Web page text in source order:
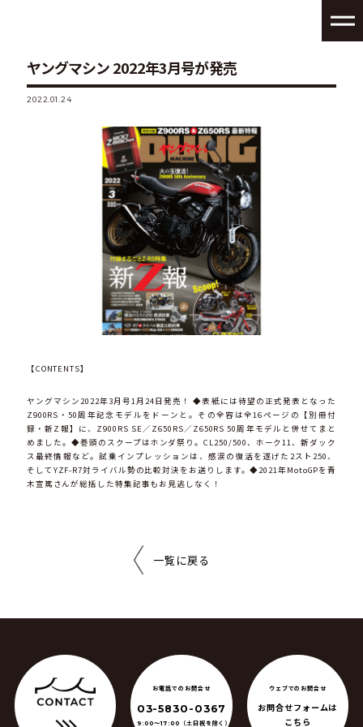
ヤングマシン 2022年3月号が発売
2022.01.24
【CONTENTS】
ヤングマシン2022年3月号1月24日発売！ ◆表紙には待望の正式発表となった
Z900RS・50周年記念モデルをドーンと。その全容は全16ページの【別冊付
録・新Z報】に、Z900RS SE／Z650RS／Z650RS 50周年モデルと併せてまと
めました。◆巻頭のスクープはホンダ祭り。CL250/500、ホーク11、新ダック
ス最終情報など。試乗インプレッションは、感涙の復活を遂げた2スト250、
そしてYZF-R7対ライバル勢の比較対決をお送りします。◆2021年MotoGPを青
木宣篤さんが総括した特集記事もお見逃しなく！
一覧に戻る
お電話でのお問合せ
03-5830-0367
9:00〜17:00 （土日祝を除く）
ウェブでのお問合せ
お問合せフォームは
こちら